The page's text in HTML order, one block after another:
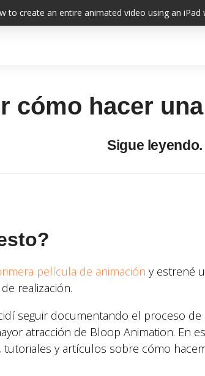
to create an entire animated video using an iPad
cómo hacer
Sigue leyendo.
película de animación y estrené
realización.
seguir documentando el proceso de
atracción de Bloop Animation. En
y artículos sobre cómo